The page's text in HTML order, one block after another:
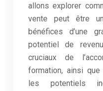
allons explorer
vente peut être
bénéfices d’une
potentiel de
cruciaux de
formation, ainsi
les potentiels